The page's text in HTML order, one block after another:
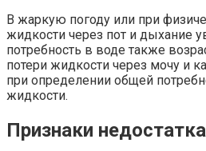
В жаркую погоду или при
жидкости через пот и дыхание
потребность в воде также
потери жидкости через мочу и
при определении общей
жидкости.
Признаки